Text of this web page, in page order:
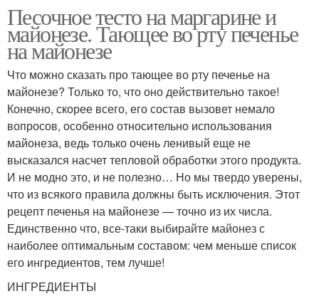
Песочное тесто на маргарине и
майонезе. Тающее во рту печенье
на майонезе
Что можно сказать про тающее во рту печенье на
майонезе? Только то, что оно действительно такое!
Конечно, скорее всего, его состав вызовет немало
вопросов, особенно относительно использования
майонеза, ведь только очень ленивый еще не
высказался насчет тепловой обработки этого продукта.
И не модно это, и не полезно… Но мы твердо уверены,
что из всякого правила должны быть исключения. Этот
рецепт печенья на майонезе — точно из их числа.
Единственно что, все-таки выбирайте майонез с
наиболее оптимальным составом: чем меньше список
его ингредиентов, тем лучше!
ИНГРЕДИЕНТЫ